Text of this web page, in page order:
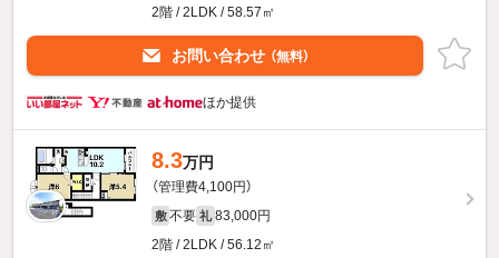
2階 / 2LDK / 58.57㎡
お問い合わせ （無料）
ほか提供
8.3万円
（管理費4,100円）
敷 不要 礼 83,000円
2階 / 2LDK / 56.12㎡